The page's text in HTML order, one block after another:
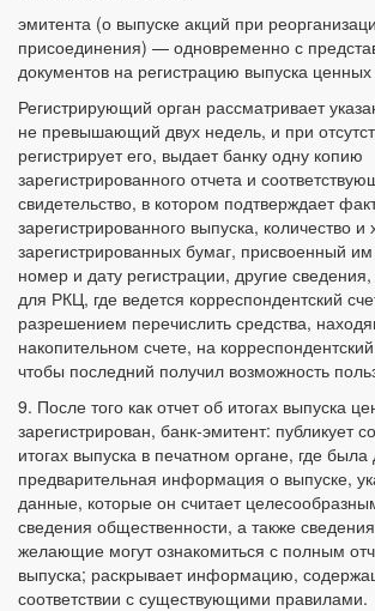
эмитента (о выпуске акций при
присоединения) — одновременно с
документов на регистрацию выпуска ценных
Регистрирующий орган рассматривает
не превышающий двух недель, и при
регистрирует его, выдает банку одну копию
зарегистрированного отчета и
свидетельство, в котором подтверждает
зарегистрированного выпуска, количество и
зарегистрированных бумаг, присвоенный
номер и дату регистрации, другие
для РКЦ, где ведется корреспондентский
разрешением перечислить средства,
накопительном счете, на
чтобы последний получил возможность
9. После того как отчет об итогах выпуска
зарегистрирован, банк-эмитент: публикует
итогах выпуска в печатном органе, где была
предварительная информация о выпуске,
данные, которые он считает
сведения общественности, а также
желающие могут ознакомиться с полным
выпуска; раскрывает информацию,
соответствии с существующими правилами.